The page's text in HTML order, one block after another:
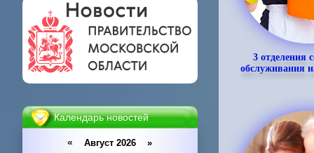
Календарь новостей
« Август 2026 »
3 отделения
обслуживания